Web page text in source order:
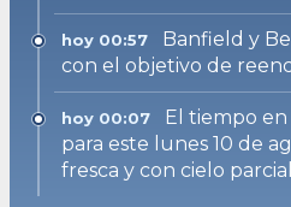
hoy 00:57
Banfield y
con el objetivo de
hoy 00:07
El tiempo
para este lunes 10 de
fresca y con cielo